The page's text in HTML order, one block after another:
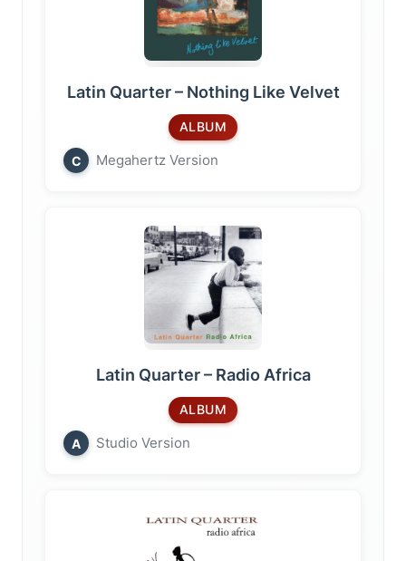
Latin Quarter – Nothing Like Velvet
ALBUM
C Megahertz Version
Latin Quarter – Radio Africa
ALBUM
A Studio Version